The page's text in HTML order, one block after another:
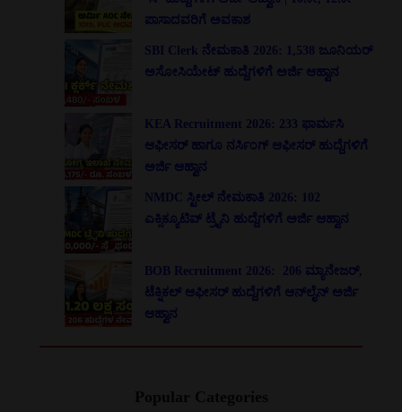
ಪಾಸಾದವರಿಗೆ ಅವಕಾಶ
SBI Clerk ನೇಮಕಾತಿ 2026: 1,538 ಜೂನಿಯರ್
ಅಸೋಸಿಯೇಟ್ ಹುದ್ದೆಗಳಿಗೆ ಅರ್ಜಿ ಆಹ್ವಾನ
KEA Recruitment 2026: 233 ಫಾರ್ಮಸಿ
ಆಫೀಸರ್ ಹಾಗೂ ನರ್ಸಿಂಗ್ ಆಫೀಸರ್ ಹುದ್ದೆಗಳಿಗೆ
ಅರ್ಜಿ ಆಹ್ವಾನ
NMDC ಸ್ಟೀಲ್ ನೇಮಕಾತಿ 2026: 102
ಎಕ್ಸಿಕ್ಯೂಟಿವ್ ಟ್ರೈನಿ ಹುದ್ದೆಗಳಿಗೆ ಅರ್ಜಿ ಆಹ್ವಾನ
BOB Recruitment 2026: 206 ಮ್ಯಾನೇಜರ್,
ಟೆಕ್ನಿಕಲ್ ಆಫೀಸರ್ ಹುದ್ದೆಗಳಿಗೆ ಆನ್‌ಲೈನ್ ಅರ್ಜಿ
ಆಹ್ವಾನ